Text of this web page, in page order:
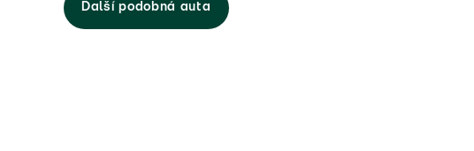
Další podobná auta